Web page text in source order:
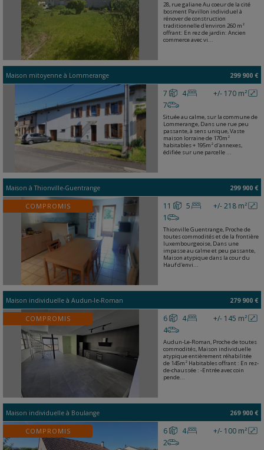
28, rue galiane Au coeur de la cité
bosment Pavillon individuel à
rénover de construction
traditionnelle d'environ 260 m²
offrant: En rez de jardin: Ancien
commerce avec vi...
Maison mitoyenne à Lommerange 299 900 €
+/- 170 m²
7
4
7
Située au calme, sur la commune de
Lommerange, Dans une rue peu
passante, à sens unique, Vaste
maison lorraine de 170m²
habitables + 195m² d'annexes,
édifiée sur une parcelle ...
Maison àThionville-Guentrange 299 900 €
COMPROMIS +/- 218 m²
11
5
1
Thionville Guentrange, Proche de
toutes commodités et de la frontière
luxembourgeoise, Dans une
impasse au calme et peu passante,
Maison atypique dans la cour du
Hauf d'envi...
Maison individuelle à Audun-le-Roman 279 900 €
COMPROMIS +/- 145 m²
6
4
4
Audun-Le-Roman, Proche de toutes
commodités, Maison individuelle
atypique entièrement réhabilitée
de 145m² Habitables offrant : En rez-
de-chaussée : -Entrée avec coin
pende...
Maison individuelle à Boulange 269 900 €
COMPROMIS +/- 100 m²
6
4
2